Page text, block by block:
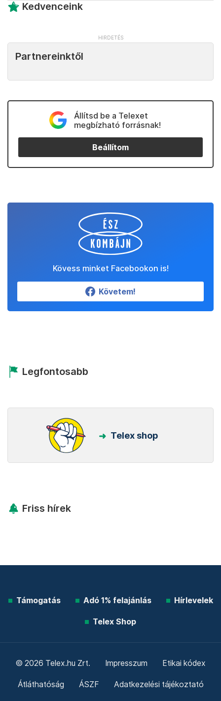
Kedvenceink
Partnereinktől
Állítsd be a Telexet
megbízható forrásnak!
Beállítom
Kövess minket Facebookon is!
Követem!
Legfontosabb
Telex shop
Friss hírek
Támogatás Adó 1% felajánlás Hírlevelek
Telex Shop
© 2026 Telex.hu Zrt. Impresszum Etikai kódex
Átláthatóság ÁSZF Adatkezelési tájékoztató